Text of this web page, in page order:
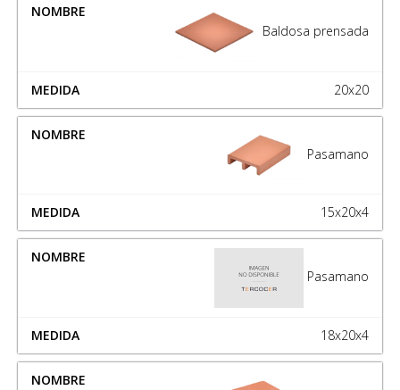
Baldosa prensada
20x20
Pasamano
15x20x4
Pasamano
18x20x4